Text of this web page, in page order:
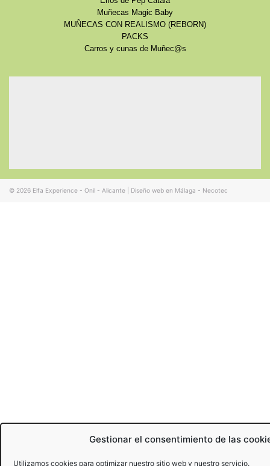
Gestionar el consentimiento de las
Utilizamos cookies para optimizar nuestro sitio web y nuestro servicio.
Muñecas Magic Baby
MUÑECAS CON REALISMO (REBORN)
PACKS
Carros y cunas de Muñec@s
© 2026 Elfa Experience - Onil - Alicante Diseño web en Málaga - Necotec